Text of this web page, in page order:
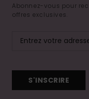
Abonnez-vous pour
offres exclusives.
S'INSCRIRE